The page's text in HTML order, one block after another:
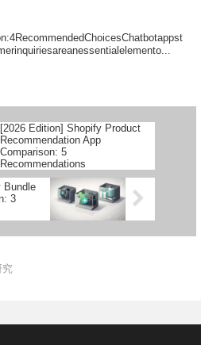
[2026 Edition] Shopify Product
Recommendation App
Comparison: 5
Recommendations
Bundle
3
究